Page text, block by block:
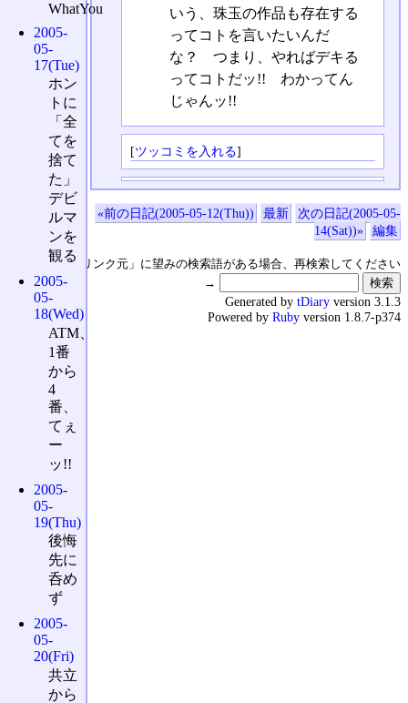
いう、珠玉の作品も存在する
ってコトを言いたいんだ
な？ つまり、やればデキる
ってコトだッ!! わかってん
じゃんッ!!
[ツッコミを入れる]
«前の日記(2005-05-12(Thu)) 最新
次の日記(2005-05-
14(Sat))»
編集
↑の「本日のリンク元」に望みの検索語がある場合、再検索してください
→
WhatYou
2005-
05-
17(Tue)
ホン
トに
「全
てを
捨て
た」
デビ
ルマ
ンを
観る
2005-
05-
18(Wed)
ATM、
1番
から
4
番、
てぇ
ー
ッ!!
2005-
05-
19(Thu)
後悔
先に
呑め
ず
2005-
05-
20(Fri)
共立
から
Generated by tDiary version 3.1.3
Powered by Ruby version 1.8.7-p374